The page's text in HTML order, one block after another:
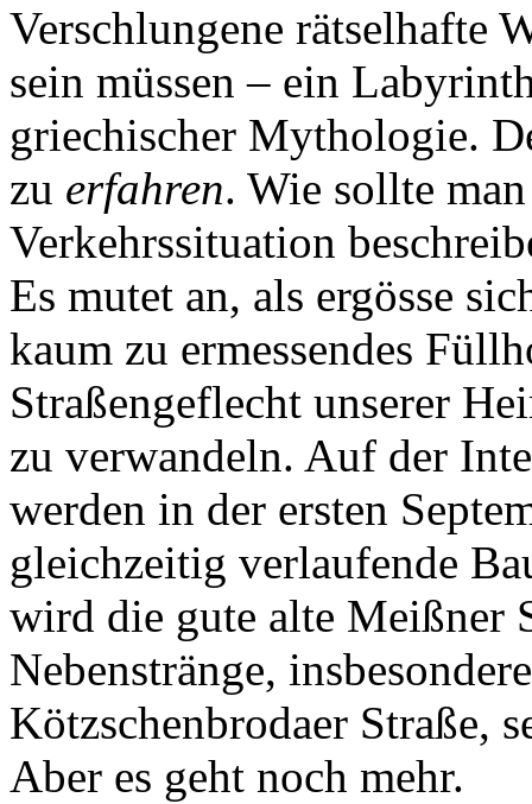
Verschlungene rätselhafte
sein müssen – ein
griechischer Mythologie.
zu erfahren. Wie sollte
Verkehrssituation
Es mutet an, als ergösse
kaum zu ermessendes
Straßengeflecht unserer
zu verwandeln. Auf der
werden in der ersten
gleichzeitig verlaufende
wird die gute alte Meißner
Nebenstränge,
Kötzschenbrodaer Straße,
Aber es geht noch mehr.